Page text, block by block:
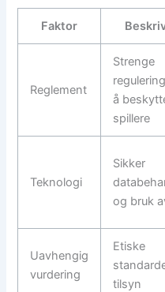
Faktor
Reglement
Strenge
å
spillere
Teknologi
Sikker
og bruk
Uavhengig
vurdering
Etiske
tilsyn